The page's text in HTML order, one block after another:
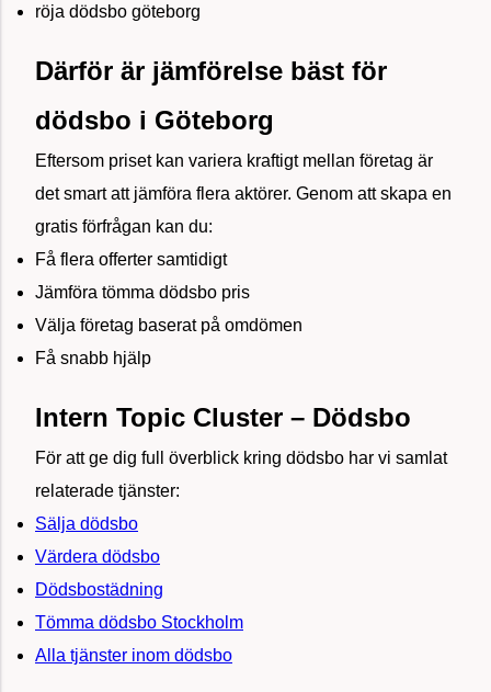
röja dödsbo göteborg
Därför är jämförelse bäst för
dödsbo i Göteborg
Eftersom priset kan variera kraftigt mellan företag är
det smart att jämföra flera aktörer. Genom att skapa en
gratis förfrågan kan du:
Få flera offerter samtidigt
Jämföra tömma dödsbo pris
Välja företag baserat på omdömen
Få snabb hjälp
Intern Topic Cluster – Dödsbo
För att ge dig full överblick kring dödsbo har vi samlat
relaterade tjänster:
Sälja dödsbo
Värdera dödsbo
Dödsbostädning
Tömma dödsbo Stockholm
Alla tjänster inom dödsbo